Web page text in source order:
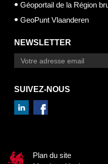
Géoportail de la Région
GeoPunt Vlaanderen
NEWSLETTER
SUIVEZ-NOUS
Plan du site